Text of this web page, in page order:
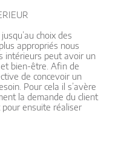
choix des
appropriés nous
intérieurs peut avoir un
bien-être. Afin de
de concevoir un
Pour cela il s’avère
la demande du client
ensuite réaliser